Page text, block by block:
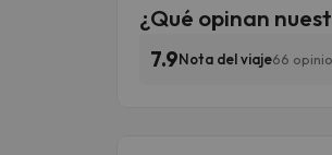
¿Qué opinan
7.9Nota del viaje66